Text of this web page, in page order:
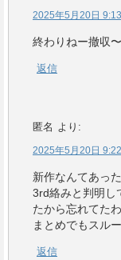
2025年5月20日
終わりねー撤収〜
返信
匿名 より:
2025年5月20日
新作なんてあっ
3rd絡みと判明し
たから忘れてたわ
まとめでもスル
返信